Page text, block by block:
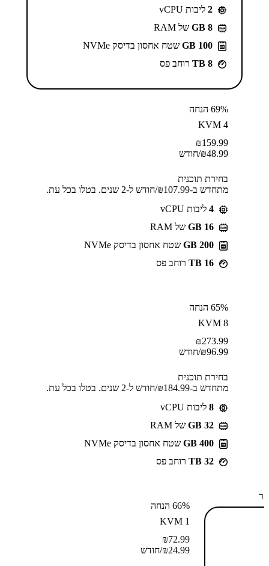
2 ליבות vCPU
GB 8 של RAM
100 GB
שטח אחסון בדיסק NVMe
8 TB
רוחב פס
69% הנחה
KVM 4
159.99
₪
48.99
₪/חודש
בחירת תוכנית
מתחדש ב-⁦107.99⁩₪/חודש ל-2 שנים. בטלו בכל עת.
4 ליבות vCPU
GB 16 של RAM
200 GB
שטח אחסון בדיסק NVMe
16 TB
רוחב פס
65% הנחה
KVM 8
273.99
₪
96.99
₪/חודש
בחירת תוכנית
מתחדש ב-⁦184.99⁩₪/חודש ל-2 שנים. בטלו בכל עת.
8 ליבות vCPU
GB 32 של RAM
400 GB
שטח אחסון בדיסק NVMe
32 TB
רוחב פס
66% הנחה
KVM 1
72.99
₪
24.99
₪/חודש